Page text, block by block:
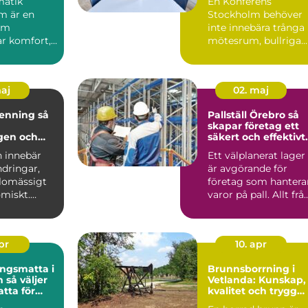
är en
komfort,
Stockholm behöver
inte innebära trånga
mötesrum, bullriga
avbrott. A...
så
och
innebär
02. maj
Pallställ Örebro så
skapar företag ett
säkert och effektivt
Ett välplanerat lager
är avgörande för
företag som
varor på pall. Allt
i
för
10. apr
Brunnsborrning i
Vetlanda: Kunskap,
kvalitet och trygg